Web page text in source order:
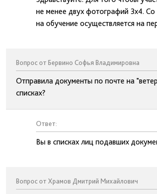
не менее двух фотографий 3х4.
на обучение осуществляется на
Вопрос от Бервино Софья Владимировна
Отправила документы по почте на
списках?
Ответ:
Вы в списках лиц подавших
Вопрос от Храмов Дмитрий Михайлович